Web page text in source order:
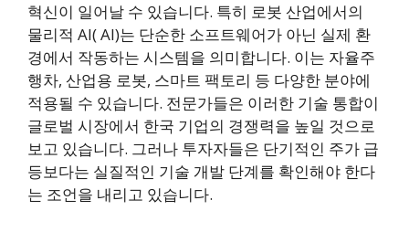
혁신이 일어날 수 있습니다. 특히 로봇 산업에서의
물리적 AI( AI)는 단순한 소프트웨어가 아닌 실제 환
경에서 작동하는 시스템을 의미합니다. 이는 자율주
행차, 산업용 로봇, 스마트 팩토리 등 다양한 분야에
적용될 수 있습니다. 전문가들은 이러한 기술 통합이
글로벌 시장에서 한국 기업의 경쟁력을 높일 것으로
보고 있습니다. 그러나 투자자들은 단기적인 주가 급
등보다는 실질적인 기술 개발 단계를 확인해야 한다
는 조언을 내리고 있습니다.